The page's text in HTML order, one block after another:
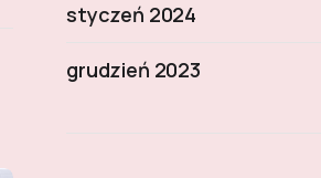
styczeń 2024
grudzień 2023